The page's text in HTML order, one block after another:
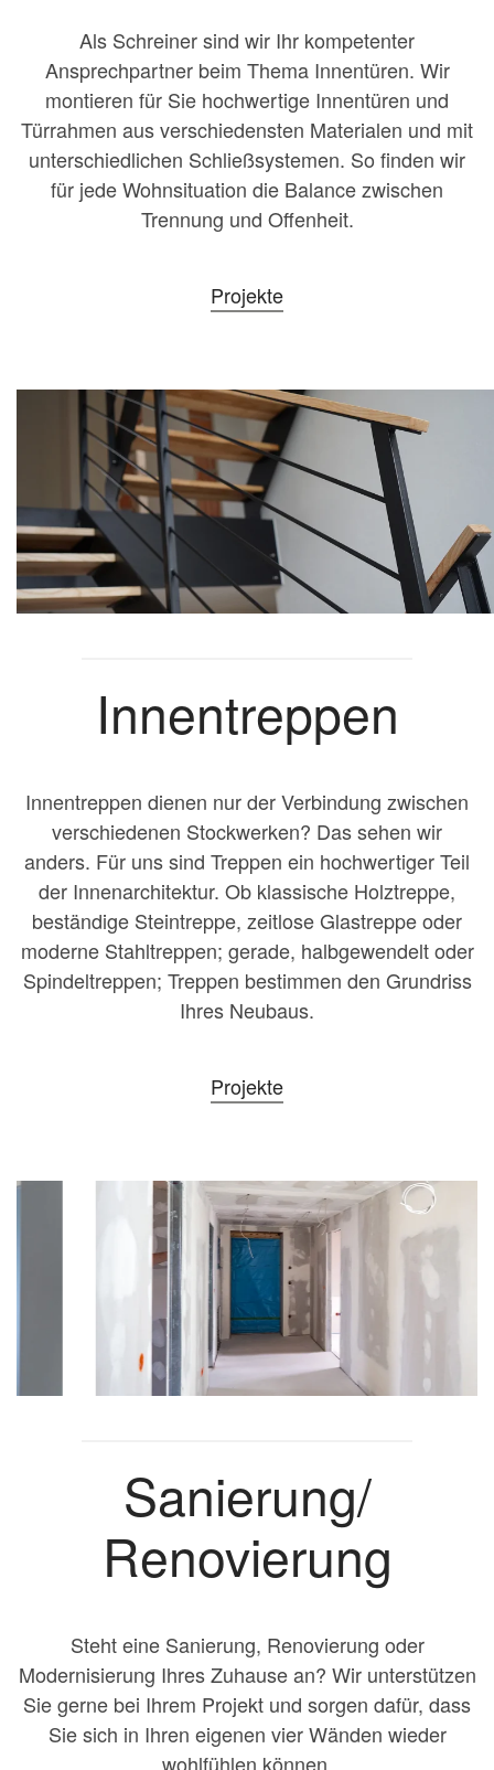
Als Schreiner sind wir Ihr kompetenter
Ansprechpartner beim Thema Innentüren. Wir
montieren für Sie hochwertige Innentüren und
Türrahmen aus verschiedensten Materialen und mit
unterschiedlichen Schließsystemen. So finden wir
für jede Wohnsituation die Balance zwischen
Trennung und Offenheit.
Projekte
Innentreppen
Innentreppen dienen nur der Verbindung zwischen
verschiedenen Stockwerken? Das sehen wir
anders. Für uns sind Treppen ein hochwertiger Teil
der Innenarchitektur. Ob klassische Holztreppe,
beständige Steintreppe, zeitlose Glastreppe oder
moderne Stahltreppen; gerade, halbgewendelt oder
Spindeltreppen; Treppen bestimmen den Grundriss
Ihres Neubaus.
Projekte
Sanierung/
Renovierung
Steht eine Sanierung, Renovierung oder
Modernisierung Ihres Zuhause an? Wir unterstützen
Sie gerne bei Ihrem Projekt und sorgen dafür, dass
Sie sich in Ihren eigenen vier Wänden wieder
wohlfühlen können.